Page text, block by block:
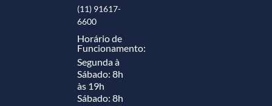
(11) 91617-
6600
Horário de
Funcionamento:
Segunda à
Sábado: 8h
às 19h
Sábado: 8h